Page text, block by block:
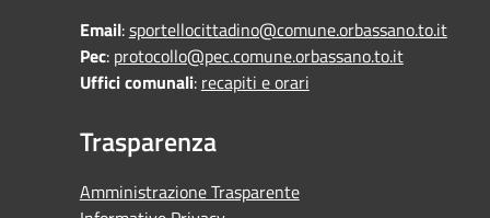
Email:sportellocittadino@comune.orbassano.to.it
Pec: protocollo@pec.comune.orbassano.to.it
Uffici comunali: recapiti e orari
Trasparenza
Amministrazione Trasparente